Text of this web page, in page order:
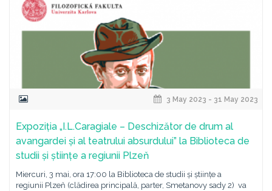
3 May 2023 - 31 May 2023
Expoziția „I.L.Caragiale – Deschizător de drum al
avangardei și al teatrului absurdului” la Biblioteca de
studii și științe a regiunii Plzeň
Miercuri, 3 mai, ora 17:00 la Biblioteca de studii și științe a
regiunii Plzeň (clădirea principală, parter, Smetanovy sady 2) va